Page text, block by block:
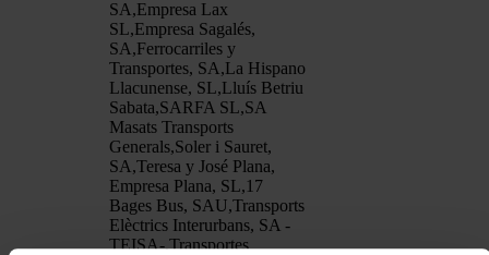
SA,Empresa Lax
SL,Empresa Sagalés,
SA,Ferrocarriles y
Transportes, SA,La Hispano
Llacunense, SL,Lluís Betriu
Sabata,SARFA SL,SA
Masats Transports
Generals,Soler i Sauret,
SA,Teresa y José Plana,
Empresa Plana, SL,17
Bages Bus, SAU,Transports
Elèctrics Interurbans, SA -
TEISA-,Transportes